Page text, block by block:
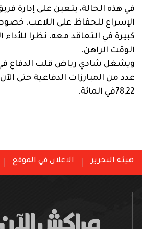
في هذه الحالة، يتعين على إدارة
الإسراع للحفاظ على اللاعب،
كبيرة في التعاقد معه، نظرا للأداء
الوقت الراهن.
ويشغل شادي رياض قلب الدفاع في
عدد من المبارزات الدفاعية حتى
78,22في المائة.
هيئة التحرير الاعلان في الموقع